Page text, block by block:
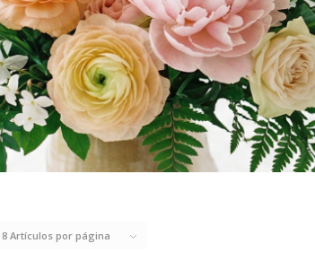
8 Artículos por página